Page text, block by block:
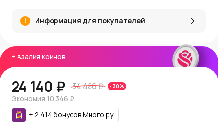
+ Азалия Коинов
24 140 ₽ 34 486 ₽ - 30%
Экономия 10 346 ₽
+ 2 414 бонусовМного.ру
Большинство растений хорошо реагируют на пересадку
и растут хорошо после того, как корни были
почву.
Внимание! Растение токсично для кошек и собак. Размер
Внимание!Комнатные растения доступны по
предзаказу. На доставку некоторых экземпляров может
потребоваться до 2-х недель. В комплект поставки
входят растение, земля и транспортировочное кашпо.
Информация для покупателей